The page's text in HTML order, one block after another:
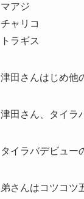
マアジ
チャリコ
トラギス
津田さんはじめ他
津田さん、タイラ
タイラバデビュー
弟さんはコツコツ